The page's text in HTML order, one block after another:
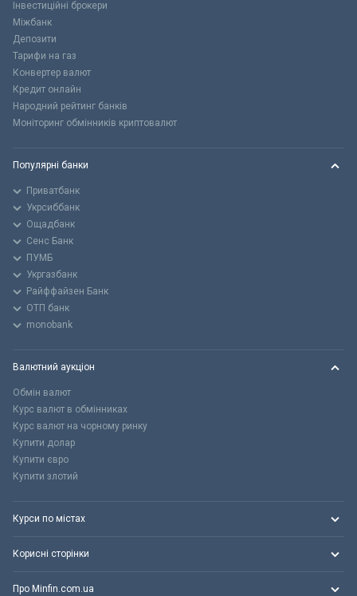
Інвестиційні брокери
Міжбанк
Депозити
Тарифи на газ
Конвертер валют
Кредит онлайн
Народний рейтинг банків
Моніторинг обмінників криптовалют
Популярні банки
Приватбанк
Укрсиббанк
Ощадбанк
Сенс Банк
ПУМБ
Укргазбанк
Райффайзен Банк
ОТП банк
monobank
Валютний аукціон
Обмін валют
Курс валют в обмінниках
Курс валют на чорному ринку
Купити долар
Купити євро
Купити злотий
Курси по містах
Корисні сторінки
Про Minfin.com.ua